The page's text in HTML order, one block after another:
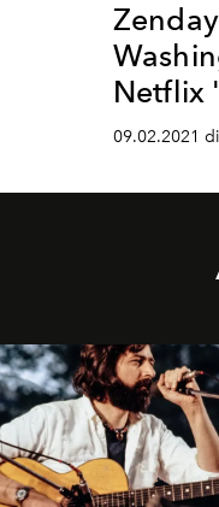
Netflix
09.02.2021